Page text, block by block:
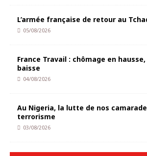
L’armée française de retour au
05/08/2026
France Travail : chômage en
baisse
04/08/2026
Au Nigeria, la lutte de nos
terrorisme
03/08/2026